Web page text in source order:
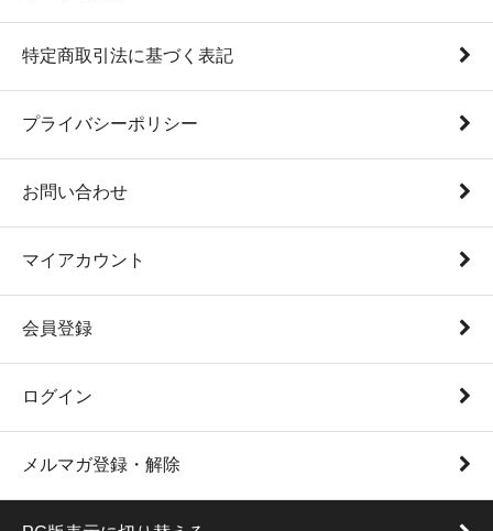
特定商取引法に基づく表記
プライバシーポリシー
お問い合わせ
マイアカウント
会員登録
ログイン
メルマガ登録・解除